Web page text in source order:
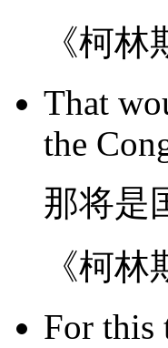
《柯
That
the
那将是
《柯
For this